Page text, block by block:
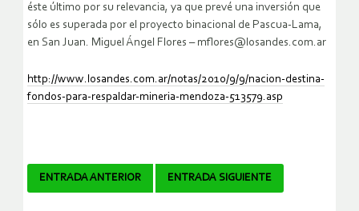
éste último por su relevancia, ya que prevé una inversión que
sólo es superada por el proyecto binacional de Pascua-Lama,
en San Juan. Miguel Ángel Flores – mflores@losandes.com.ar
http://www.losandes.com.ar/notas/2010/9/9/nacion-destina-
fondos-para-respaldar-mineria-mendoza-513579.asp
Navegador
ENTRADA ANTERIOR ENTRADA SIGUIENTE